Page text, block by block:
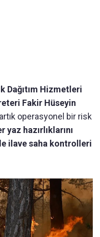
Dağıtım Hizmetleri
Fakir Hüseyin
operasyonel bir risk
yaz hazırlıklarını
ilave saha kontrolleri